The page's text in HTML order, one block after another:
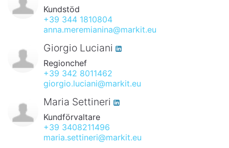
Kundstöd
+39 344 1810804
anna.meremianina@markit.eu
Giorgio Luciani
Regionchef
+39 342 8011462
giorgio.luciani@markit.eu
Maria Settineri
Kundförvaltare
+39 3408211496
maria.settineri@markit.eu